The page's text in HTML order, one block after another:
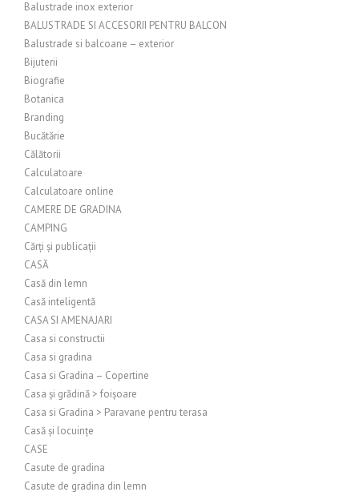
Balustrade inox exterior
BALUSTRADE SI ACCESORII PENTRU BALCON
Balustrade si balcoane – exterior
Bijuterii
Biografie
Botanica
Branding
Bucătărie
Călătorii
Calculatoare
Calculatoare online
CAMERE DE GRADINA
CAMPING
Cărți și publicații
CASĂ
Casă din lemn
Casă inteligentă
CASA SI AMENAJARI
Casa si constructii
Casa si gradina
Casa si Gradina – Copertine
Casa și grădină > foișoare
Casa si Gradina > Paravane pentru terasa
Casă și locuințe
CASE
Casute de gradina
Casute de gradina din lemn